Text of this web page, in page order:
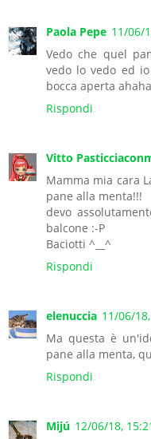
Paola Pepe 11/06/
Vedo che quel
vedo lo vedo ed
bocca aperta
Rispondi
Vitto
Mamma mia cara
pane alla menta!!!
devo
balcone :-P
Baciotti ^__^
Rispondi
elenuccia 11/06/
Ma questa è
pane alla menta,
Rispondi
Mijú 12/06/18,